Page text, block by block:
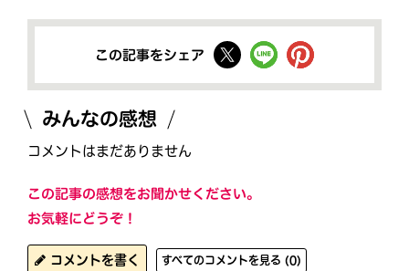
この記事をシェア
みんなの感想
コメントはまだありません
この記事の感想をお聞かせください。
お気軽にどうぞ！
コメントを書く すべてのコメントを見る (0)